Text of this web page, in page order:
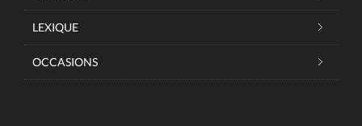
LEXIQUE
OCCASIONS